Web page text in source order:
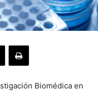
Biomédica en